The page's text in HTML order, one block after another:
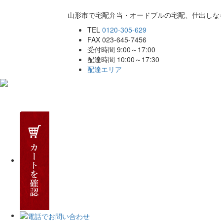
山形市で宅配弁当・オードブルの宅配、仕出し
TEL 0120-305-629
FAX 023-645-7456
受付時間 9:00～17:00
配達時間 10:00～17:30
配達エリア